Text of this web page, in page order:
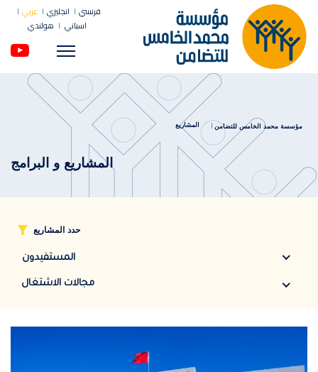
فرنسي انجليزي
عربي
اسباني
هولندي
Menu
مؤسسة محمد الخامس للتضامن المشاريع
المشاريع و البرامج
حدد المشاريع
المستفيدون
مجالات الاشتغال